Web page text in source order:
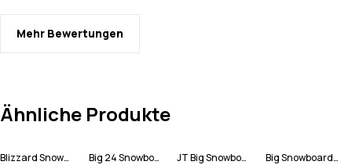
Mehr Bewertungen
Ähnliche Produkte
Blizzard Snowboardhose Herren
Big 24 Snowboardhose Herren
JT Big Snowboardhose Herren
Big Snowboardhose Herren